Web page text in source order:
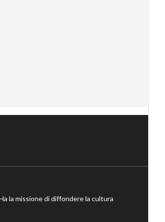
la missione di diffondere la cultura